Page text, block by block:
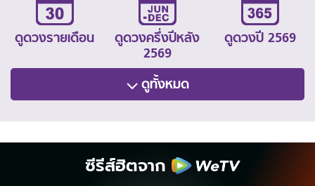
ดูดวงรายเดือน
ดูดวงครึ่งปีหลัง
2569
ดูดวงปี 2569
ดูทั้งหมด
ซีรีส์ฮิตจาก